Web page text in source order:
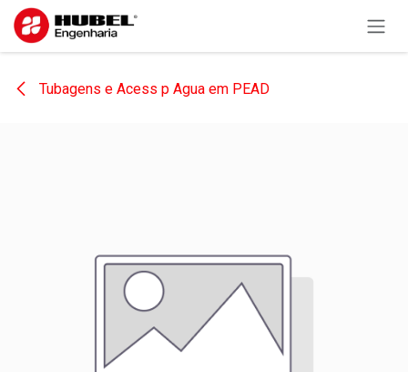
Pular para o conteúdo
Tubagens e Acess p Agua em PEAD